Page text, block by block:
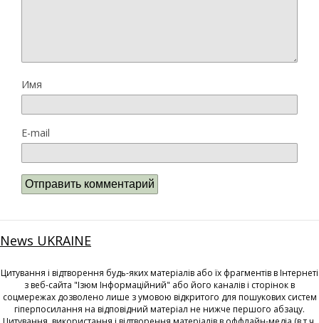
Имя
E-mail
News UKRAINE
Цитування і відтворення будь-яких матеріалів або їх фрагментів в Інтернеті
з веб-сайта "Ізюм Інформаційний" або його каналів і сторінок в
соцмережах дозволено лише з умовою відкритого для пошукових систем
гіперпосилання на відповідний матеріал не нижче першого абзацу.